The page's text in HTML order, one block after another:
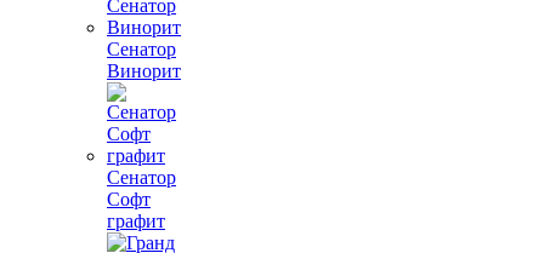
Сенатор
Винорит
Сенатор
Софт
графит